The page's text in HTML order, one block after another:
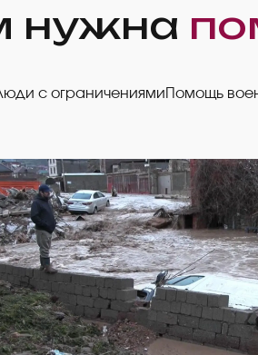
нужна
с ограничениями Помощь